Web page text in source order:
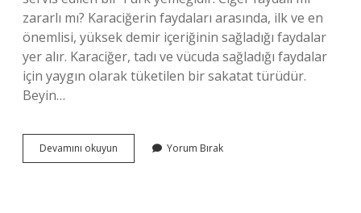
zararlı mı? Karaciğerin faydaları arasında, ilk ve en
önemlisi, yüksek demir içeriğinin sağladığı faydalar
yer alır. Karaciğer, tadı ve vücuda sağladığı faydalar
için yaygın olarak tüketilen bir sakatat türüdür.
Beyin…
Devamını okuyun
Akciğeri
Yorum Bırak